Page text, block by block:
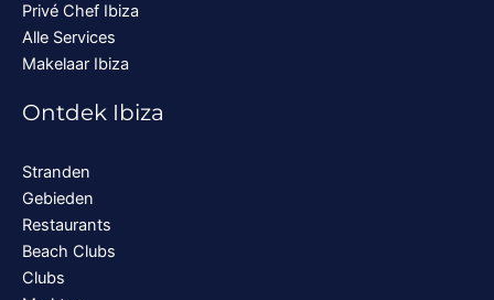
Privé Chef Ibiza
Alle Services
Makelaar Ibiza
Ontdek Ibiza
Stranden
Gebieden
Restaurants
Beach Clubs
Clubs